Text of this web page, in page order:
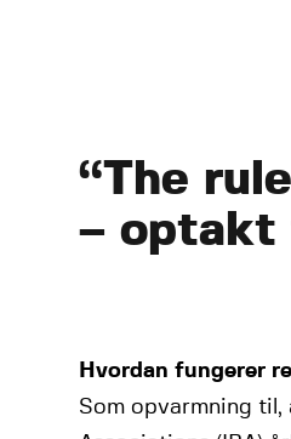
“The
– optakt
Hvordan fungerer
Som opvarmning